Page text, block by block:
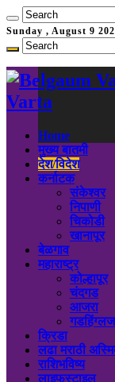
Sunday , August 9
Varta
Home
मुख्य बातमी
देश/विदेश
कर्नाटक
संकेश्वर
निपाणी
चिकोडी
खानापूर
बेळगाव
महाराष्ट्र
कोल्हापूर
चंदगड
आजरा
गडहिंग्लज
क्रिडा
लढा मराठी
राशिभविष्य
लाइफस्टाइल